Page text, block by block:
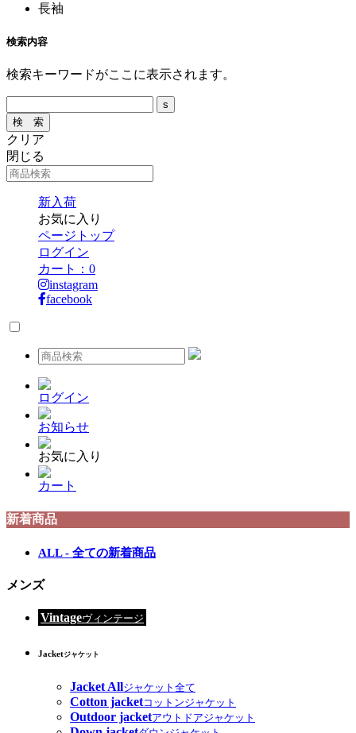
長袖
検索内容
検索キーワードがここに表示されます。
クリア
閉じる
新入荷
お気に入り
ページトップ
ログイン
カート： 0
instagram
facebook
ログイン
お知らせ
お気に入り
カート
新着商品
ALL - 全ての新着商品
メンズ
Vintageヴィンテージ
Jacketジャケット
Jacket Allジャケット全て
Cotton jacketコットンジャケット
Outdoor jacketアウトドアジャケット